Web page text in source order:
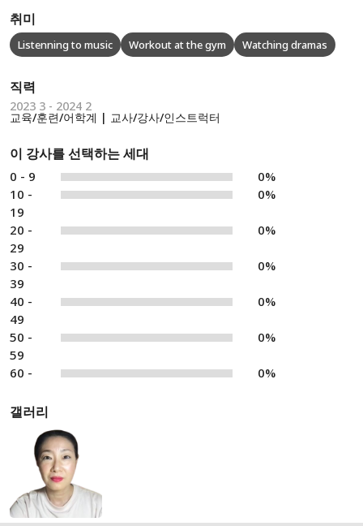
취미
Listenning to music Workout at the gym Watching dramas
직력
2023 3 - 2024 2
교육/훈련/어학계 | 교사/강사/인스트럭터
이 강사를 선택하는 세대
0 - 9
0%
10 -
19
0%
20 -
29
0%
30 -
39
0%
40 -
49
0%
50 -
59
0%
60 - 0%
갤러리